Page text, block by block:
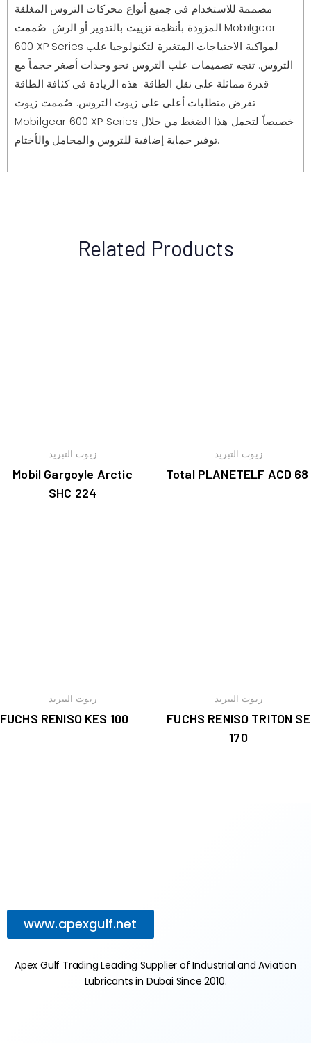
مصممة للاستخدام في جميع أنواع محركات التروس المغلقة
المزودة بأنظمة تزييت بالتدوير أو الرش. صُممت Mobilgear
600 XP Series لمواكبة الاحتياجات المتغيرة لتكنولوجيا علب
التروس. تتجه تصميمات علب التروس نحو وحدات أصغر حجماً مع
قدرة مماثلة على نقل الطاقة. هذه الزيادة في كثافة الطاقة
تفرض متطلبات أعلى على زيوت التروس. صُممت زيوت
Mobilgear 600 XP Series خصيصاً لتحمل هذا الضغط من خلال
توفير حماية إضافية للتروس والمحامل والأختام.
Related Products
زيوت التبريد
Mobil Gargoyle Arctic
SHC 224
زيوت التبريد
Total PLANETELF ACD 68
زيوت التبريد
FUCHS RENISO KES 100
زيوت التبريد
FUCHS RENISO TRITON SE
170
www.apexgulf.net
Apex Gulf Trading Leading Supplier of Industrial and Aviation
Lubricants in Dubai Since 2010.